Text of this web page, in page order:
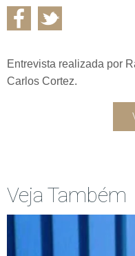
Entrevista realizada por
Carlos Cortez.
Veja Também